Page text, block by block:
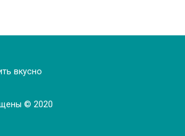
вкусно
© 2020